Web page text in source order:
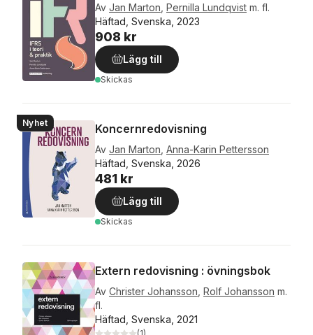
Av Jan Marton Pernilla Lundqvist m. fl.
Häftad, Svenska, 2023
908 kr
Lägg till
Skickas
Nyhet Koncernredovisning
Av Jan Marton Anna-Karin Pettersson
Häftad, Svenska, 2026
481 kr
Lägg till
Skickas
Extern redovisning : övningsbok
Av Christer Johansson Rolf Johansson m.
fl.
Häftad, Svenska, 2021